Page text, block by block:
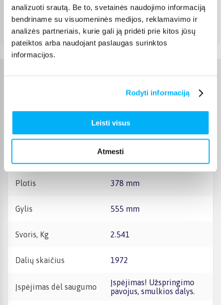
analizuoti srautą. Be to, svetainės naudojimo informaciją
bendriname su visuomeninės medijos, reklamavimo ir
analizės partneriais, kurie gali ją pridėti prie kitos jūsų
pateiktos arba naudojant paslaugas surinktos
informacijos.
Rodyti informaciją
Leisti visus
Atmesti
Rugpjūtis 8d. - Rugpjūtis 10d.
Atsiėmimas Veiverių g. 171, Kaunas (1,99 €)
Rugpjūtis 10d. - Rugpjūtis 11d.
87 mm
Plotis 378 mm
Gylis 555 mm
Svoris, Kg 2.541
Dalių skaičius 1972
Įspėjimas dėl saugumo
Įspėjimas! Užspringimo
pavojus, smulkios dalys.